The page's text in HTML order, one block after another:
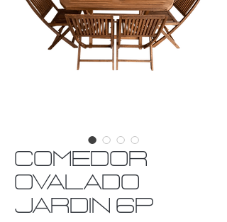
COMEDOR
OVALADO
JARDIN 6P